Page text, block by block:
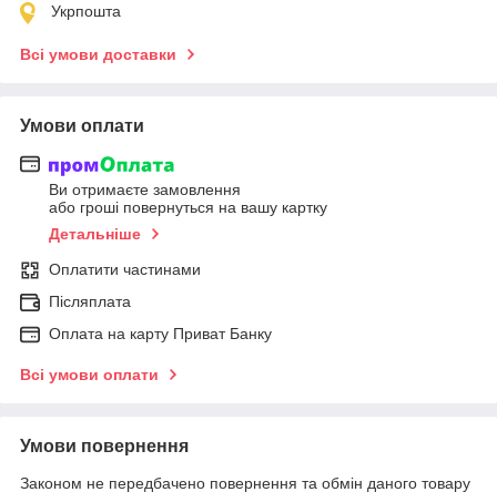
Укрпошта
Всі умови доставки
Умови оплати
Ви отримаєте замовлення
або гроші повернуться на вашу картку
Детальніше
Оплатити частинами
Післяплата
Оплата на карту Приват Банку
Всі умови оплати
Умови повернення
Законом не передбачено повернення та обмін даного товару